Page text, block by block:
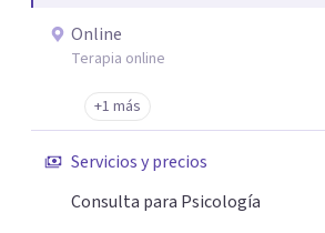
Online
Terapia online
+1 más
Servicios y precios
Consulta para Psicología